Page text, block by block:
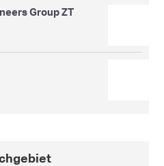
Group ZT